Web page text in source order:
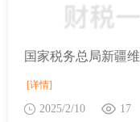
[详情]
2025/2/10 17